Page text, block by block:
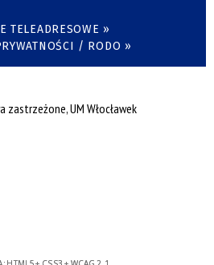
TELEADRESOWE »
/ RODO »
zastrzeżone, UM Włocławek